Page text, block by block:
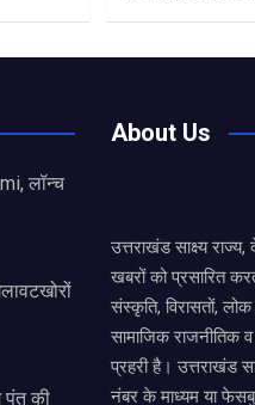
लॉन्च
की
About Us
उत्तराखंड साक्ष्य
खबरों को प्रसारित
संस्कृति, विरासतों,
सामाजिक राजनीतिक व
प्रहरी है। उत्तराखंड
नंबर के माध्यम या